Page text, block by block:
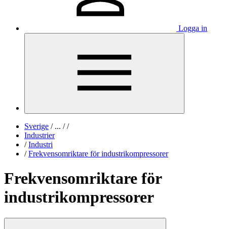
Logga in
Sverige /... / /
Industrier
/ Industri
/ Frekvensomriktare för industrikompressorer
Frekvensomriktare för
industrikompressorer